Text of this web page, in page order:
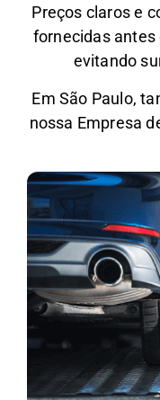
Preços claros e
fornecidas antes
evitando
Em São Paulo,
nossa Empresa